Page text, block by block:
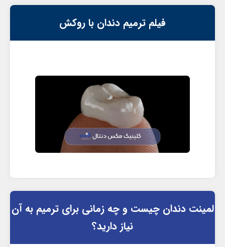
فیلم ترمیم دندان با روکش
لمینت دندان چیست و چه زمانی برای ترمیم به آن
نیاز دارید؟